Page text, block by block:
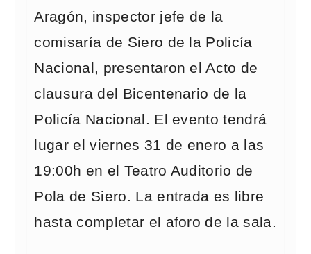
Aragón, inspector jefe de la
comisaría de Siero de la Policía
Nacional, presentaron el Acto de
clausura del Bicentenario de la
Policía Nacional. El evento tendrá
lugar el viernes 31 de enero a las
19:00h en el Teatro Auditorio de
Pola de Siero. La entrada es libre
hasta completar el aforo de la sala.